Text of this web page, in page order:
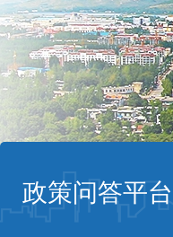
政策问答平台